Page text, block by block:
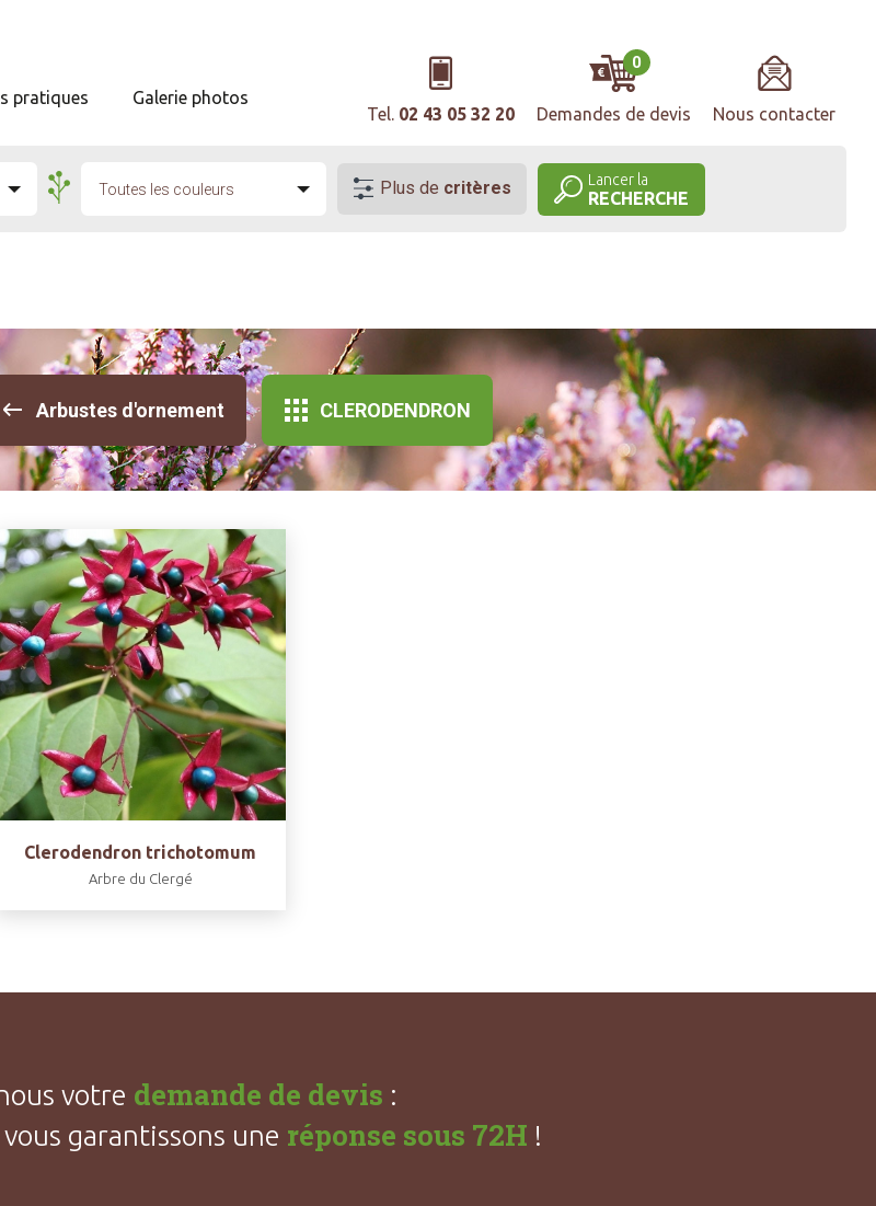
pratiques
Galerie photos
Tel. 02 43 05 32 20
0
Demandes de devis Nous contacter
Toutes les couleurs Plus de critères Lancer la
RECHERCHE
Arbustes d'ornement CLERODENDRON
Clerodendron trichotomum
Arbre du Clergé
votre demande de devis :
garantissons une réponse sous 72H !